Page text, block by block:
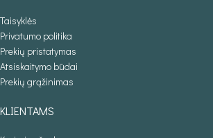
Taisyklės
Privatumo politika
Prekių pristatymas
Atsiskaitymo būdai
Prekių grąžinimas
KLIENTAMS